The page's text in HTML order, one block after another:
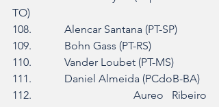
TO)
108.            Alencar Santana (PT-SP)
109.            Bohn Gass (PT-RS)
110.            Vander Loubet (PT-MS)
111.            Daniel Almeida (PCdoB-BA)
112.            Aureo Ribeiro